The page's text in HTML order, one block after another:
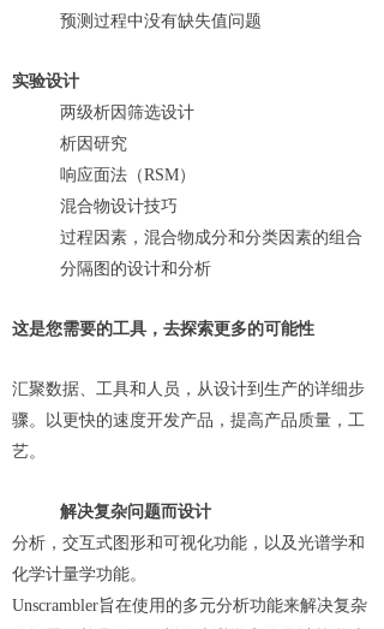
预测过程中没有缺失值问题
实验设计
两级析因筛选设计
析因研究
响应面法（RSM）
混合物设计技巧
过程因素，混合物成分和分类因素的组合
分隔图的设计和分析
这是您需要的工具，去探索更多的可能性
汇聚数据、工具和人员，从设计到生产的详细步
骤。以更快的速度开发产品，提高产品质量，工
艺。
解决复杂问题而设计
分析，交互式图形和可视化功能，以及光谱学和
化学计量学功能。
Unscrambler旨在使用的多元分析功能来解决复杂